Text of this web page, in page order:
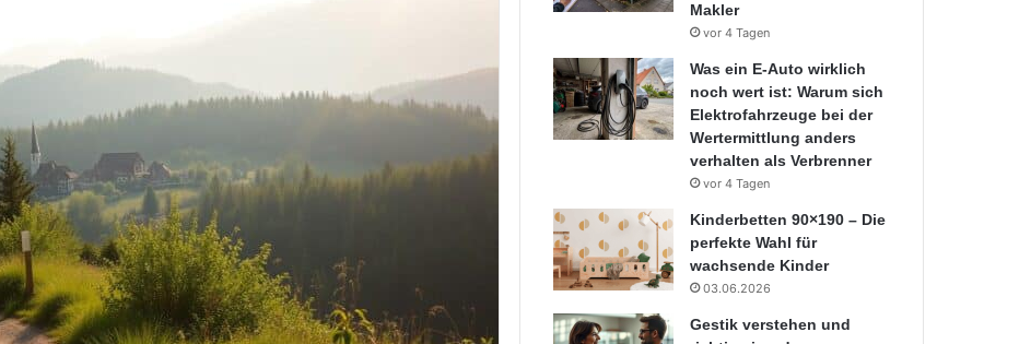
Makler
vor 4 Tagen
Was ein E-Auto wirklich
noch wert ist: Warum sich
Elektrofahrzeuge bei der
Wertermittlung anders
verhalten als Verbrenner
vor 4 Tagen
Kinderbetten 90×190 – Die
perfekte Wahl für
wachsende Kinder
03.06.2026
Gestik verstehen und